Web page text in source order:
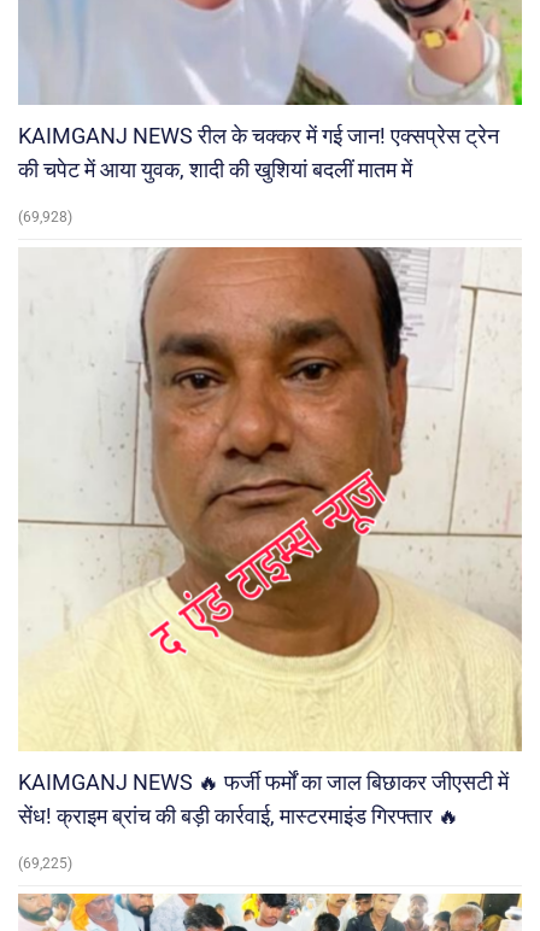
KAIMGANJ NEWS रील के चक्कर में गई जान! एक्सप्रेस ट्रेन
की चपेट में आया युवक, शादी की खुशियां बदलीं मातम में
(69,928)
KAIMGANJ NEWS 🔥 फर्जी फर्मों का जाल बिछाकर जीएसटी में
सेंध! क्राइम ब्रांच की बड़ी कार्रवाई, मास्टरमाइंड गिरफ्तार 🔥
(69,225)